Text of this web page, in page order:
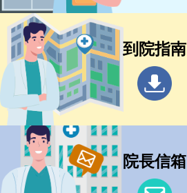
到院指南
院長信箱